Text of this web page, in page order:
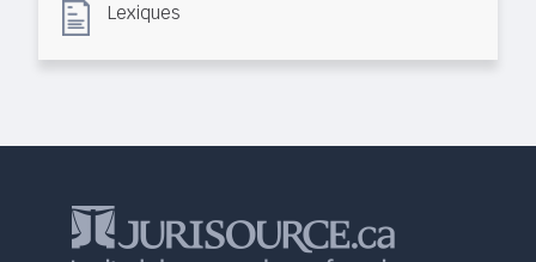
Lexiques